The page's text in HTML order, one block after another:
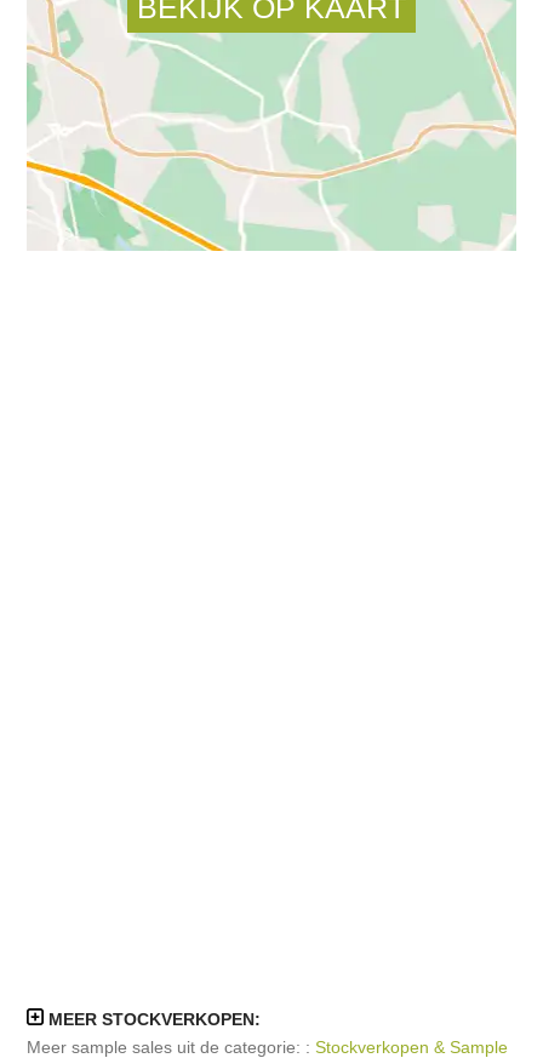
MEER STOCKVERKOPEN:
Meer sample sales uit de categorie: :Stockverkopen & Sample